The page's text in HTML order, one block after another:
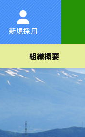
新規採用
組織概要